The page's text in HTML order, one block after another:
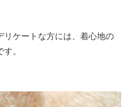
リケートな方には、着心地の
。